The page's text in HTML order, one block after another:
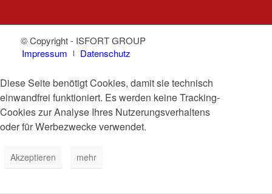
© Copyright - ISFORT GROUP
Impressum
Datenschutz
Diese Seite benötigt Cookies, damit sie technisch
einwandfrei funktioniert. Es werden keine Tracking-
Cookies zur Analyse Ihres Nutzerungsverhaltens
oder für Werbezwecke verwendet.
Akzeptieren mehr